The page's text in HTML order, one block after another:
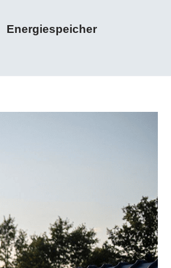
Energiespeicher